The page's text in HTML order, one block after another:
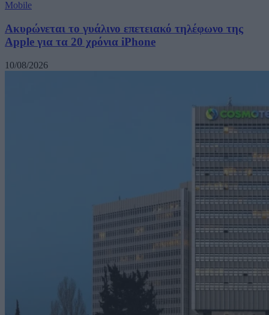
Mobile
Ακυρώνεται το γυάλινο επετειακό τηλέφωνο της
Apple για τα 20 χρόνια iPhone
10/08/2026